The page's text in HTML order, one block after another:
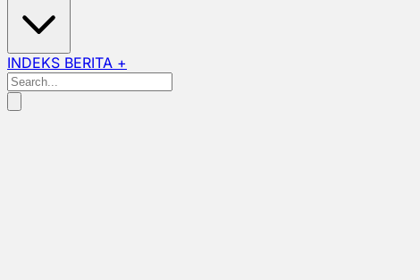
INDEKS BERITA +